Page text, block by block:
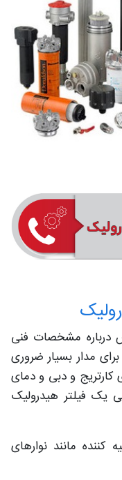
درباره مشخصات فنی
مدار بسیار ضروری
و دبی و دمای
یک فیلتر هیدرولیک
مانند نوارهای